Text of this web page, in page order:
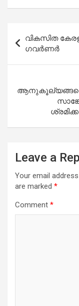
ce
o
o
at
A
p
Post
navigation
വികസിത
ഗവർണർ
Leave a
Your email
are marked *
Comment *